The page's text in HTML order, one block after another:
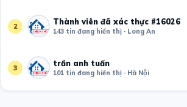
2 Thành viên đã xác thực #16026
143 tin đang hiển thị · Long An
3 trần anh tuấn
101 tin đang hiển thị · Hà Nội